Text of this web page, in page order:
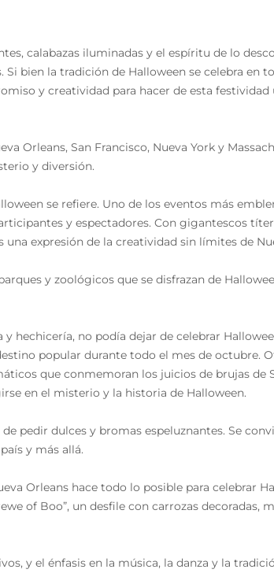
calabazas iluminadas y el espíritu de lo
Si bien la tradición de Halloween se celebra en
y creatividad para hacer de esta festividad
Orleans, San Francisco, Nueva York y
y diversión.
se refiere. Uno de los eventos más
y espectadores. Con gigantescos
expresión de la creatividad sin límites de
y zoológicos que se disfrazan de
hechicería, no podía dejar de celebrar
popular durante todo el mes de octubre.
que conmemoran los juicios de brujas de
en el misterio y la historia de Halloween.
pedir dulces y bromas espeluznantes. Se
y más allá.
Orleans hace todo lo posible para celebrar
of Boo”, un desfile con carrozas decoradas,
y el énfasis en la música, la danza y la